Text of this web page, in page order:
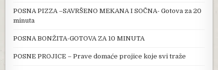
POSNA PIZZA –SAVRŠENO MEKANA I SOČNA- Gotova za 20
minuta
POSNA BONŽITA-GOTOVA ZA 10 MINUTA
POSNE PROJICE – Prave domaće projice koje svi traže